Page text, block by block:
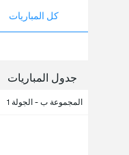
كل المباريات
جدول المباريات
المجموعة ب - الجولة 1